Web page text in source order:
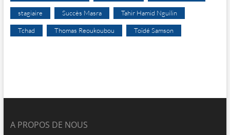
stagiaire Succès Masra Tahir Hamid Nguilin
Tchad Thomas Reoukoubou Toïdé Samson
A PROPOS DE NOUS